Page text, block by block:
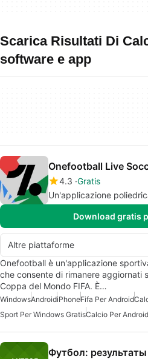
Scarica Risultati Di
software e app
Onefootball Live
4.3 Gratis
Un'applicazione
Download gratis
Altre piattaforme
Onefootball è un'applicazione
che consente di rimanere aggiornati
Coppa del Mondo FIFA. È…
WindowsAndroidiPhoneFifa Per Android
Sport Per Windows GratisCalcio Per
Футбол: